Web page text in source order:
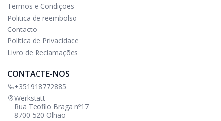
Termos e Condições
Politica de reembolso
Contacto
Política de Privacidade
Livro de Reclamações
CONTACTE-NOS
+351918772885
Werkstatt
Rua Teofilo Braga nº17
8700-520 Olhão